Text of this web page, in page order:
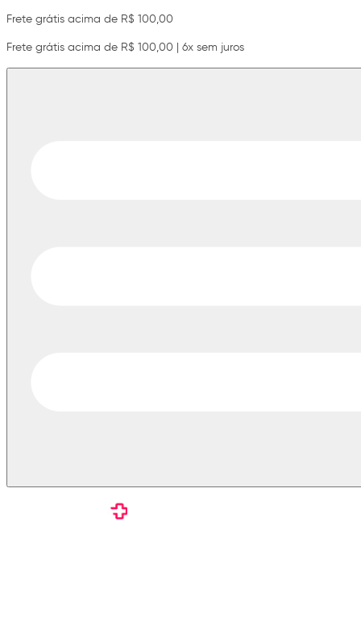
Frete grátis acima de R$ 100,00
Frete grátis acima de R$ 100,00 | 6x sem juros